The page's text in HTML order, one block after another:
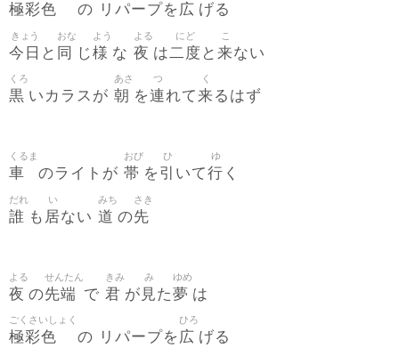
極彩色 の リパープを広 げる
今日
きょう
と 同
おな
じ様
よう
な 夜
よる
は 二度
にど
と 来
こ
ない
黒
くろ
いカラスが 朝
あさ
を連
つ
れて来
く
るはず
車
くるま
のライトが 帯
おび
を引
ひ
いて行
ゆ
く
誰
だれ
も 居
い
ない 道
みち
の先
さき
夜
よる
の先端
せんたん
で 君
きみ
が 見
み
た夢
ゆめ
は
極彩色
ごくさいしょく
の リパープを広
ひろ
げる